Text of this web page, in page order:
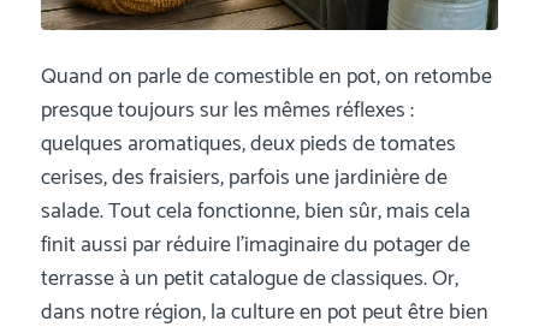
Quand on parle de comestible en pot, on retombe
presque toujours sur les mêmes réflexes :
quelques aromatiques, deux pieds de tomates
cerises, des fraisiers, parfois une jardinière de
salade. Tout cela fonctionne, bien sûr, mais cela
finit aussi par réduire l’imaginaire du potager de
terrasse à un petit catalogue de classiques. Or,
dans notre région, la culture en pot peut être bien